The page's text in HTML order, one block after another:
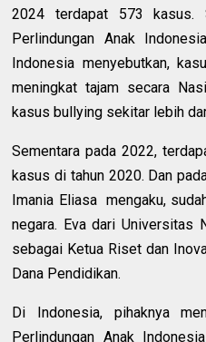
2024 terdapat 573 kasus.
Perlindungan Anak
Indonesia menyebutkan,
meningkat tajam secara
kasus bullying sekitar lebih
Sementara pada 2022,
kasus di tahun 2020. Dan
Imania Eliasa mengaku,
negara. Eva dari Universitas
sebagai Ketua Riset dan
Dana Pendidikan.
Di Indonesia, pihaknya
Perlindungan Anak